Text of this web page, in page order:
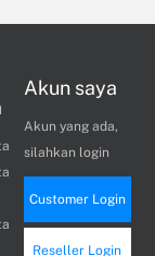
Akun saya
Akun yang ada,
silahkan login
Customer Login
Reseller Login